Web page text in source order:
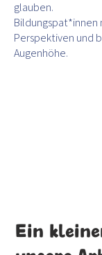
glauben.
Bildungspat*innen
Perspektiven und
Augenhöhe.
Ein